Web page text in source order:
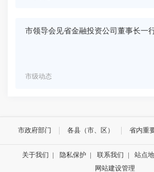
市领导会见省金融投资公司董事长一
市级动态
市政府部门 各县（市、区） 省内重
关于我们 | 隐私保护 | 联系我们 | 站点
网站建设管理